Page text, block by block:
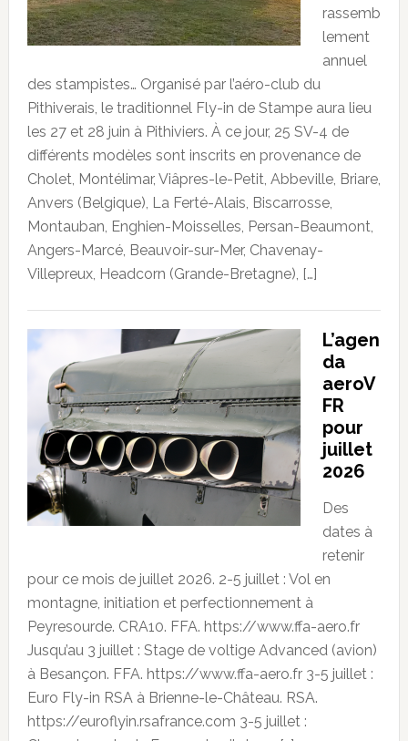
rassemb
lement
annuel
des stampistes… Organisé par l’aéro-club du
Pithiverais, le traditionnel Fly-in de Stampe aura lieu
les 27 et 28 juin à Pithiviers. À ce jour, 25 SV-4 de
différents modèles sont inscrits en provenance de
Cholet, Montélimar, Viâpres-le-Petit, Abbeville, Briare,
Anvers (Belgique), La Ferté-Alais, Biscarrosse,
Montauban, Enghien-Moisselles, Persan-Beaumont,
Angers-Marcé, Beauvoir-sur-Mer, Chavenay-
Villepreux, Headcorn (Grande-Bretagne), […]
L’agen
da
aeroV
FR
pour
juillet
2026
Des
dates à
retenir
pour ce mois de juillet 2026. 2-5 juillet : Vol en
montagne, initiation et perfectionnement à
Peyresourde. CRA10. FFA. https://www.ffa-aero.fr
Jusqu’au 3 juillet : Stage de voltige Advanced (avion)
à Besançon. FFA. https://www.ffa-aero.fr 3-5 juillet :
Euro Fly-in RSA à Brienne-le-Château. RSA.
https://euroflyin.rsafrance.com 3-5 juillet :